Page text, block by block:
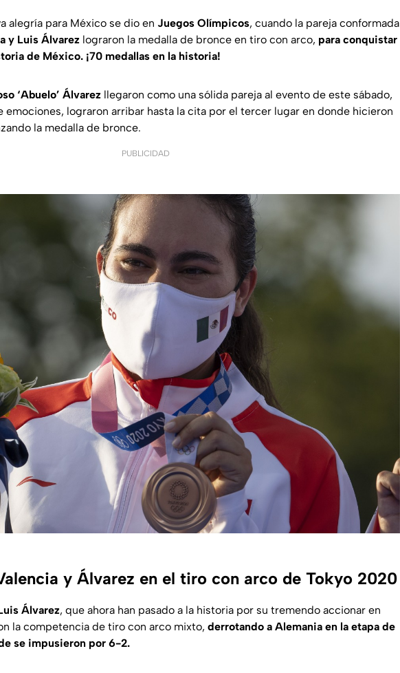
alegría para México se dio en Juegos Olímpicos, cuando la pareja conformada
y Luis Álvarez lograron la medalla de bronce en tiro con arco, para conquistar
de México. ¡70 medallas en la historia!
‘Abuelo’ Álvarez llegaron como una sólida pareja al evento de este sábado,
emociones, lograron arribar hasta la cita por el tercer lugar en donde hicieron
la medalla de bronce.
PUBLICIDAD
y Álvarez en el tiro con arco de Tokyo 2020
Álvarez, que ahora han pasado a la historia por su tremendo accionar en
la competencia de tiro con arco mixto, derrotando a Alemania en la etapa de
se impusieron por 6-2.